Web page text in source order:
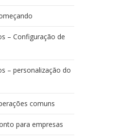
– Configuração de
– personalização do
comuns
para empresas